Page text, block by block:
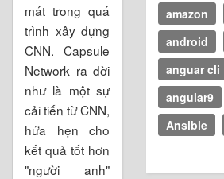
mát trong quá
trình xây dựng
CNN. Capsule
Network ra đời
như là một sự
cải tiến từ CNN,
hứa hẹn cho
kết quả tốt hơn
"người anh"
amazon
android
anguar cli
angular9
Ansible